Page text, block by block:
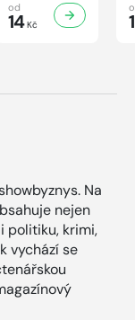
od
14Kč
Na
nejen
politiku, krimi,
vychází se